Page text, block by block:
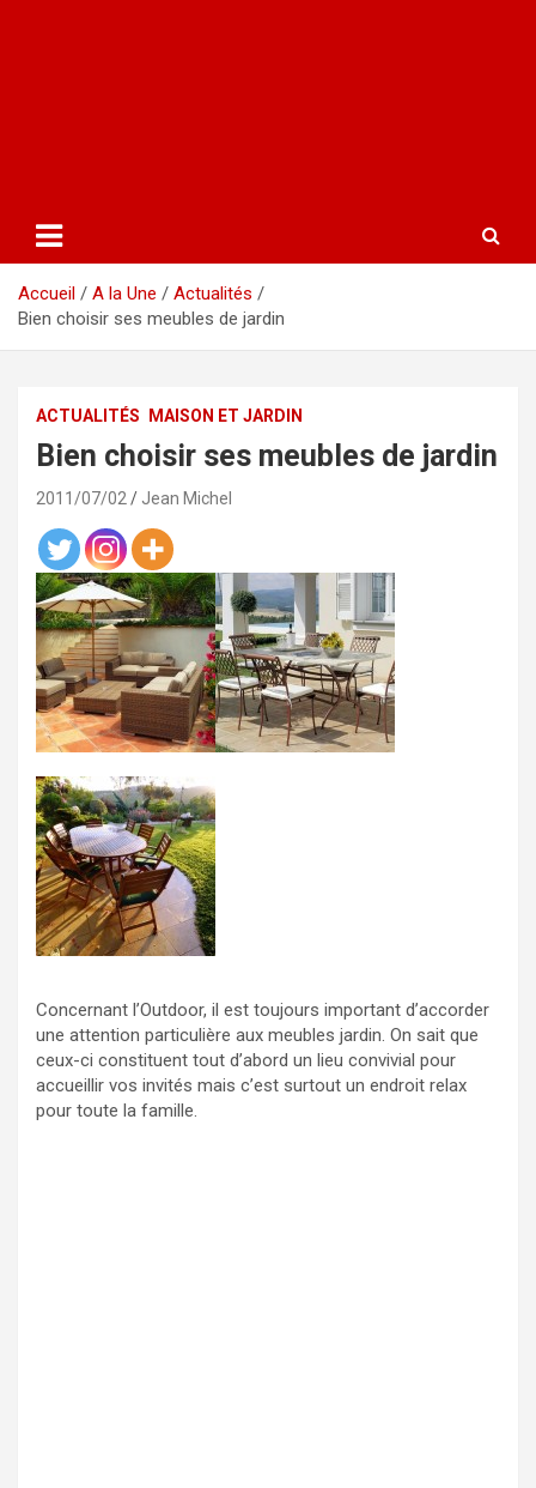
Accueil A la Une
Actualités
Bien choisir ses meubles de jardin
ACTUALITÉS MAISON ET JARDIN
Bien choisir ses meubles de jardin
2011/07/02 Jean Michel
Concernant l’Outdoor, il est toujours important d’accorder
une attention particulière aux meubles jardin. On sait que
ceux-ci constituent tout d’abord un lieu convivial pour
accueillir vos invités mais c’est surtout un endroit relax
pour toute la famille.